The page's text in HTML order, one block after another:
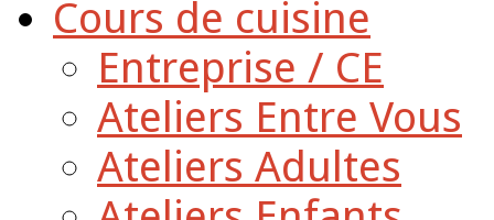
Cours de cuisine
Entreprise / CE
Ateliers Entre Vous
Ateliers Adultes